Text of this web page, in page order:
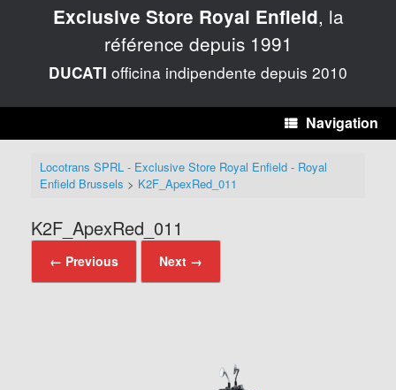
Exclusive Store Royal Enfield, la
référence depuis 1991
DUCATI officina indipendente depuis 2010
Navigation
Locotrans SPRL - Exclusive Store Royal Enfield - Royal
Enfield Brussels > K2F_ApexRed_011
K2F_ApexRed_011
← Previous Next →